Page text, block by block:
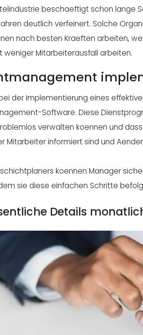
beschaeftigt schon lange
deutlich verfeinert. Solche
nach besten Kraeften arbeiten,
weniger Mitarbeiterausfall arbeiten.
der Implementierung eines
Software. Diese
verwalten koennen und
Mitarbeiter informiert sind und
koennen Manager
sie diese einfachen Schritte
Details